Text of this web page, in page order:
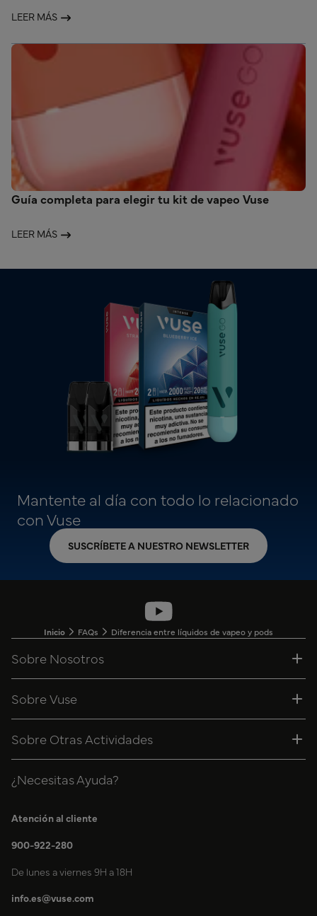
LEER MÁS
Guía completa para elegir tu kit de vapeo Vuse
LEER MÁS
Mantente al día con todo lo relacionado
con Vuse
SUSCRÍBETE A NUESTRO NEWSLETTER
Inicio FAQs Diferencia entre líquidos de vapeo y pods
Sobre Nosotros
Sobre Vuse
Sobre Otras Actividades
¿Necesitas Ayuda?
Atención al cliente
900-922-280
De lunes a viernes 9H a 18H
info.es@vuse.com